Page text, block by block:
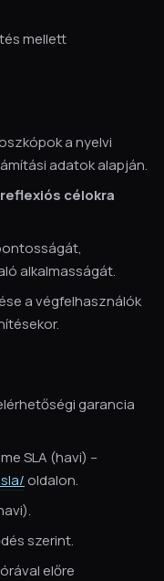
mellett
a nyelvi
adatok alapján.
célokra
alkalmasságát.
a végfelhasználók
garancia
SLA (havi) –
oldalon.
szerint.
előre